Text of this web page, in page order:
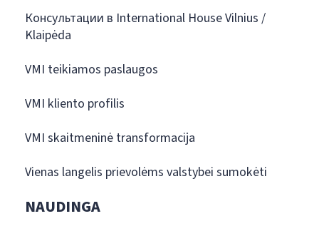
Консультации в International House Vilnius /
Klaipėda
VMI teikiamos paslaugos
VMI kliento profilis
VMI skaitmeninė transformacija
Vienas langelis prievolėms valstybei sumokėti
NAUDINGA